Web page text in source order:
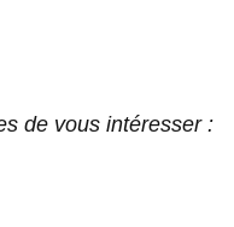
de vous intéresser :